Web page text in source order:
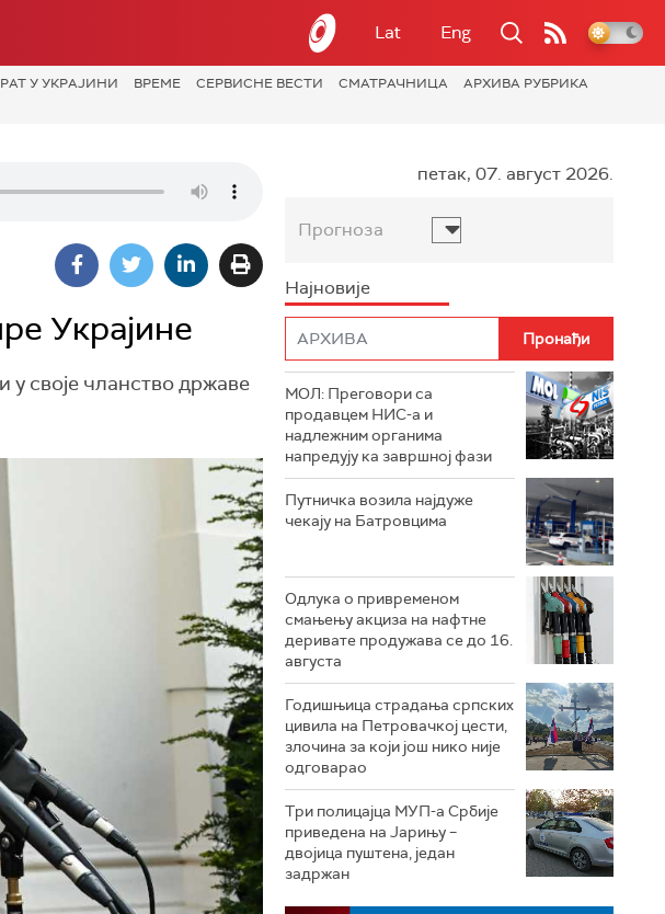
Lat Eng
РАТ У УКРАЈИНИ ВРЕМЕ СЕРВИСНЕ ВЕСТИ СМАТРАЧНИЦА
АРХИВА РУБРИКА
Украјине
своје чланство државе
петак, 07. август 2026.
Прогноза
Најновије
МОЛ: Преговори са
продавцем НИС-а и
надлежним органима
напредују ка завршној фази
Путничка возила најдуже
чекају на Батровцима
Одлука о привременом
смањењу акциза на нафтне
деривате продужава се до 16.
августа
Годишњица страдања српских
цивила на Петровачкој цести,
злочина за који још нико није
одговарао
Три полицајца МУП-а Србије
приведена на Јарињу –
двојица пуштена, један
задржан